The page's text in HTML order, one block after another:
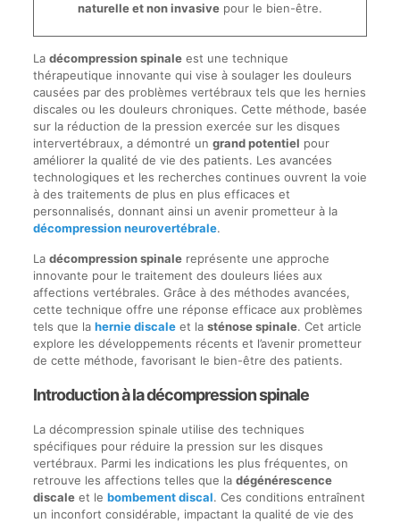
naturelle et non invasivepour le bien-être.
La décompression spinaleest une technique
thérapeutique innovante qui vise à soulager les douleurs
causées par des problèmes vertébraux tels que les hernies
discales ou les douleurs chroniques. Cette méthode, basée
sur la réduction de la pression exercée sur les disques
intervertébraux, a démontré un grand potentiel pour
améliorer la qualité de vie des patients. Les avancées
technologiques et les recherches continues ouvrent la voie
à des traitements de plus en plus efficaces et
personnalisés, donnant ainsi un avenir prometteur à la
décompression neurovertébrale.
La décompression spinalereprésente une approche
innovante pour le traitement des douleurs liées aux
affections vertébrales. Grâce à des méthodes avancées,
cette technique offre une réponse efficace aux problèmes
tels que la hernie discaleet la sténose spinale. Cet article
explore les développements récents et l’avenir prometteur
de cette méthode, favorisant le bien-être des patients.
Introduction à la décompression spinale
La décompression spinale utilise des techniques
spécifiques pour réduire la pression sur les disques
vertébraux. Parmi les indications les plus fréquentes, on
retrouve les affections telles que la dégénérescence
discaleet le bombement discal. Ces conditions entraînent
un inconfort considérable, impactant la qualité de vie des